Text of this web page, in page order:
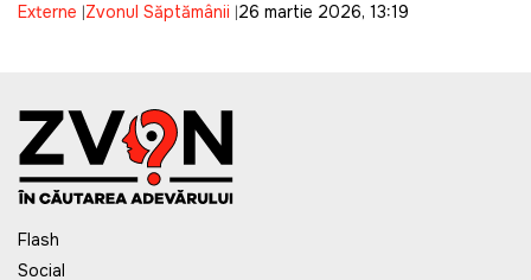
campaniei lui Biden
Externe Zvonul Săptămânii 26 martie 2026, 13:19
Flash
Social